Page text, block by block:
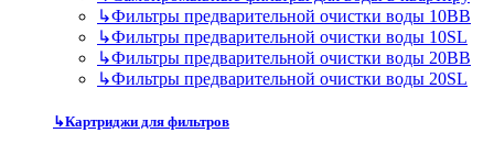
↳Фильтры предварительной очистки воды 10BB
↳Фильтры предварительной очистки воды 10SL
↳Фильтры предварительной очистки воды 20BB
↳Фильтры предварительной очистки воды 20SL
↳Картриджи для фильтров